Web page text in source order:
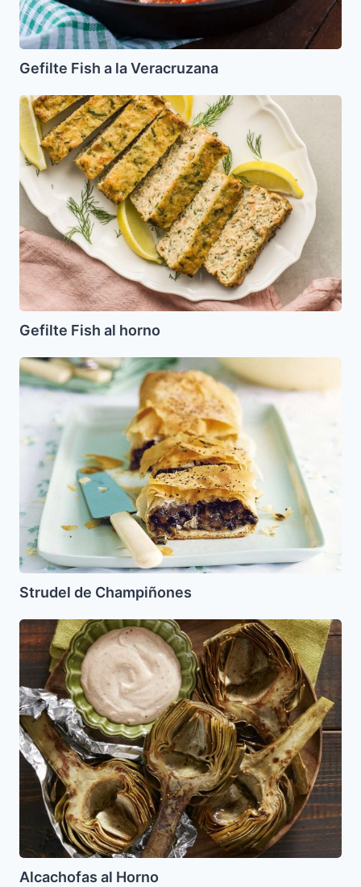
Gefilte Fish a la Veracruzana
Gefilte
Fish
al
horno
Gefilte Fish al horno
Strudel
de
Champiñones
Strudel de Champiñones
Alcachofas
al
Horno
Alcachofas al Horno